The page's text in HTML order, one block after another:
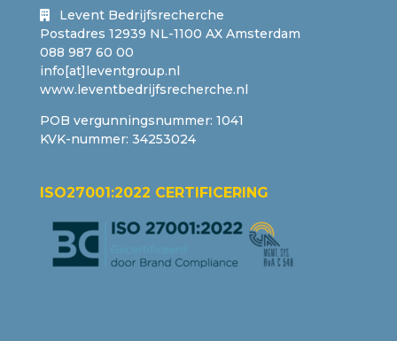
Levent Bedrijfsrecherche
Postadres 12939 NL-1100 AX Amsterdam
088 987 60 00
info[at]leventgroup.nl
www.leventbedrijfsrecherche.nl
POB vergunningsnummer: 1041
KVK-nummer: 34253024
ISO27001:2022 CERTIFICERING